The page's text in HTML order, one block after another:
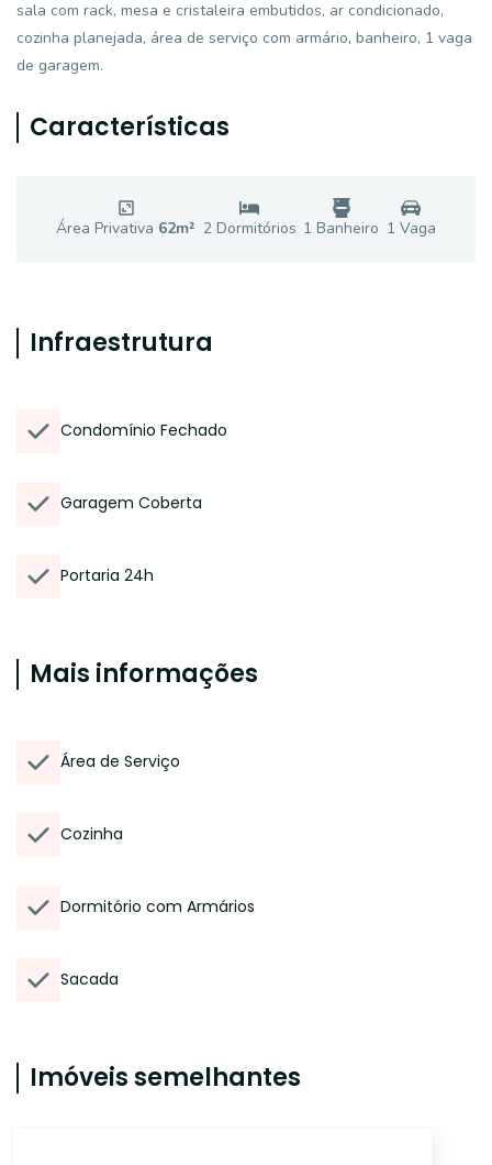
sala com rack, mesa e cristaleira embutidos, ar condicionado,
cozinha planejada, área de serviço com armário, banheiro, 1 vaga
de garagem.
Características
Área Privativa 62m² 2Dormitórios 1 Banheiro 1 Vaga
Infraestrutura
Condomínio Fechado
Garagem Coberta
Portaria 24h
Mais informações
Área de Serviço
Cozinha
Dormitório com Armários
Sacada
Imóveis semelhantes